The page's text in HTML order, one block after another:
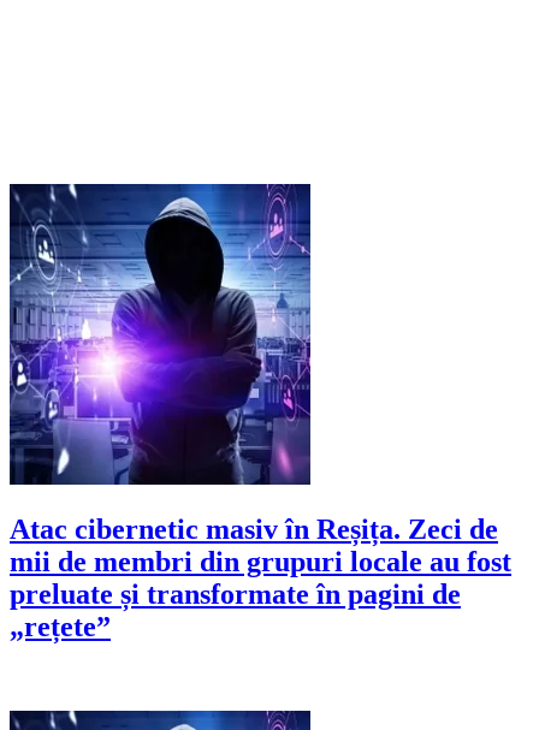
Atac cibernetic masiv în Reșița. Zeci de
mii de membri din grupuri locale au fost
preluate și transformate în pagini de
„rețete”